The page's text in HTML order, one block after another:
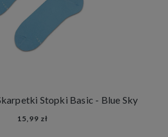
Stopki Basic - Blue Sky
15,99 zł